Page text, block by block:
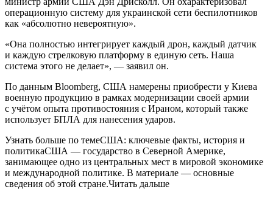
операционную систему для украинской сети беспилотников
как «абсолютно невероятную».
«Она полностью интегрирует каждый дрон, каждый датчик
и каждую стрелковую платформу в единую сеть. Наша
система этого не делает», — заявил он.
По данным Bloomberg, США намерены приобрести у Киева
военную продукцию в рамках модернизации своей армии
с учётом опыта противостояния с Ираном, который также
использует БПЛА для нанесения ударов.
Узнать больше по темеСША: ключевые факты, история и
политикаСША — государство в Северной Америке,
занимающее одно из центральных мест в мировой экономике
и международной политике. В материале — основные
сведения об этой стране.Читать дальше